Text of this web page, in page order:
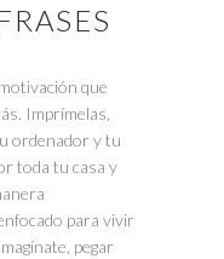
que
Imprímelas,
ordenador y tu
toda tu casa y
para vivir
pegar